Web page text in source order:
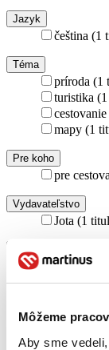
Môžeme
Aby sme
Jazyk
čeština (1
Téma
príroda (1
turistika
mapy (1
Pre koho
pre
Vydavateľstvo
Jota (1
Väzba
brožovaná
Zoradiť